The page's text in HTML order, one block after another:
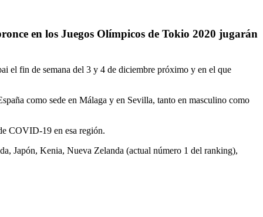
en los Juegos Olímpicos de Tokio 2020 jugarán
el fin de semana del 3 y 4 de diciembre próximo y en el que
como sede en Málaga y en Sevilla, tanto en masculino como
COVID-19 en esa región.
Japón, Kenia, Nueva Zelanda (actual número 1 del ranking),